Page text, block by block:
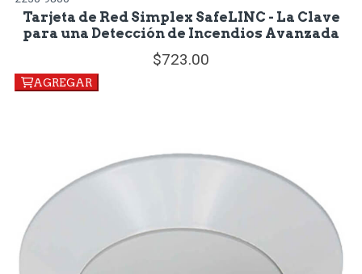
Tarjeta de Red Simplex SafeLINC - La Clave
para una Detección de Incendios Avanzada
723.00
AGREGAR